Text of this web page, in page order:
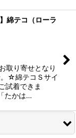
綿テコ（ローラ
取り寄せとなり
。☆綿テコＳサイ
試着できま
たかは…